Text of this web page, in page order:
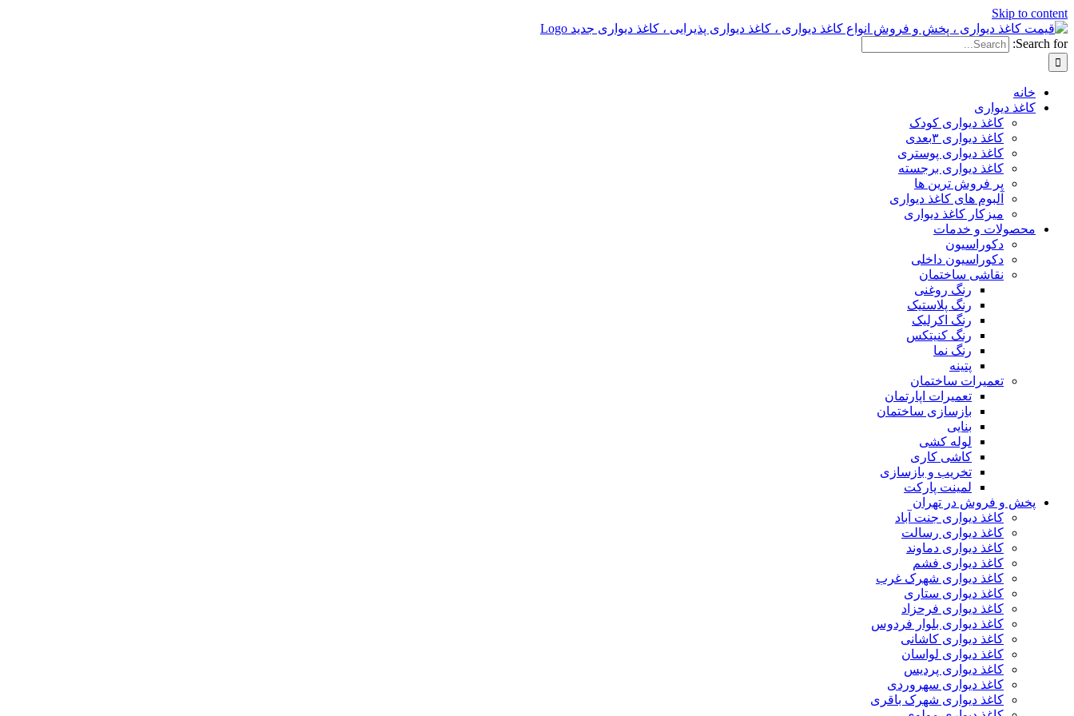
Skip to content
Search for:
خانه
کاغذ دیواری
کاغذ دیواری کودک
کاغذ دیواری ۳بعدی
کاغذ دیواری پوستری
کاغذ دیواری برجسته
پر فروش ترین ها
آلبوم های کاغذ دیواری
میزکار کاغذ دیواری
محصولات و خدمات
دکوراسیون
دکوراسیون داخلی
نقاشی ساختمان
رنگ روغنی
رنگ پلاستیک
رنگ اکرلیک
رنگ کنیتکس
رنگ نما
پتینه
تعمیرات ساختمان
تعمیرات اپارتمان
بازسازی ساختمان
بنایی
لوله کشی
کاشی کاری
تخریب و بازسازی
لمینت پارکت
پخش و فروش در تهران
کاغذ دیواری جنت آباد
کاغذ دیواری رسالت
کاغذ دیواری دماوند
کاغذ دیواری فشم
کاغذ دیواری شهرک غرب
کاغذ دیواری ستاری
کاغذ دیواری فرحزاد
کاغذ دیواری بلوار فردوس
کاغذ دیواری کاشانی
کاغذ دیواری لواسان
کاغذ دیواری پردیس
کاغذ دیواری سهروردی
کاغذ دیواری شهرک باقری